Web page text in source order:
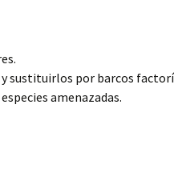
sustituirlos por barcos
amenazadas.